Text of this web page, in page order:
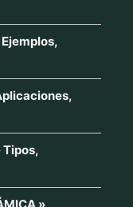
Ejemplos,
Tipos,